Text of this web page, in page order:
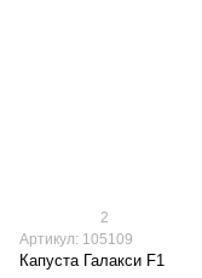
2
Артикул: 105109
Капуста Галакси F1